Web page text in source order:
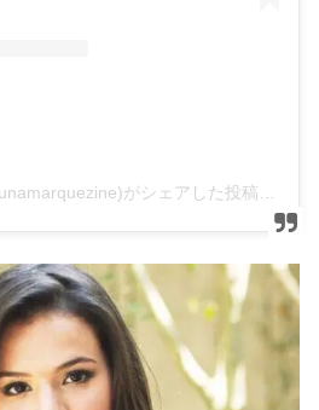
Bruna Marquezine(@brunamarquezine)がシェアした投稿